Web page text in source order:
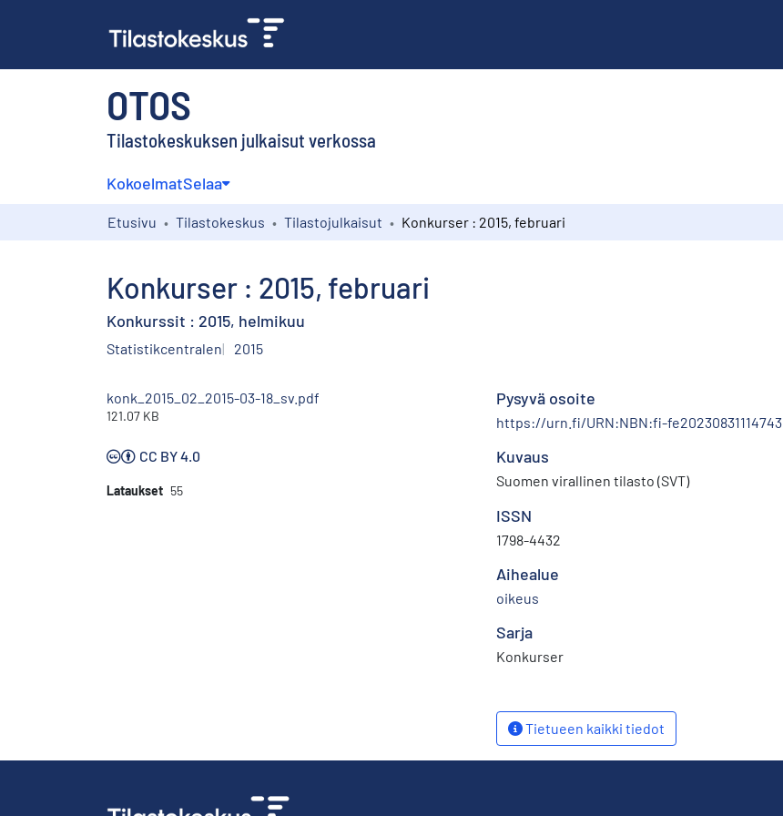
OTOS
Tilastokeskuksen julkaisut verkossa
KokoelmatSelaa
Etusivu Tilastokeskus Tilastojulkaisut Konkurser : 2015, februari
Konkurser : 2015, februari
Konkurssit : 2015, helmikuu
Statistikcentralen 2015
konk_2015_02_2015-03-18_sv.pdf
121.07 KB
CC BY 4.0
Lataukset 55
Pysyvä osoite
https://urn.fi/URN:NBN:fi-fe20230831114743
Kuvaus
Suomen virallinen tilasto (SVT)
ISSN
1798-4432
Aihealue
oikeus
Sarja
Konkurser
Tietueen kaikki tiedot